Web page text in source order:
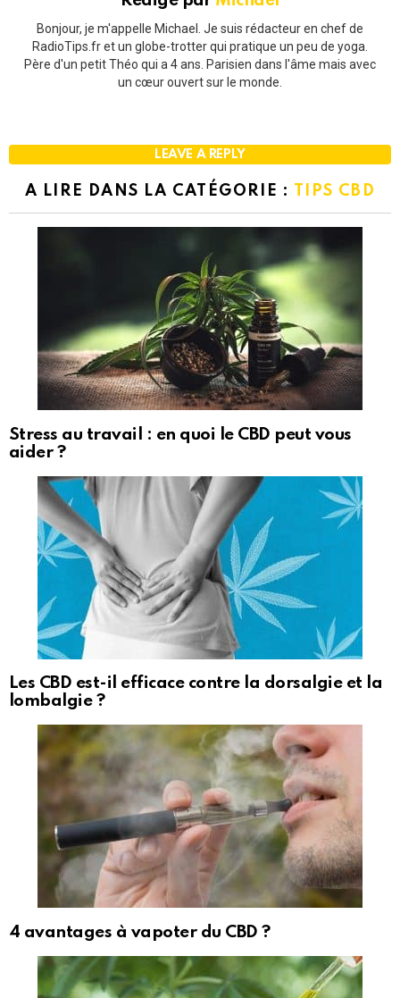
Bonjour, je m'appelle Michael. Je suis rédacteur en chef de
RadioTips.fr et un globe-trotter qui pratique un peu de yoga.
Père d'un petit Théo qui a 4 ans. Parisien dans l'âme mais avec
un cœur ouvert sur le monde.
LEAVE A REPLY
A LIRE DANS LA CATÉGORIE : TIPS CBD
Stress au travail : en quoi le CBD peut vous
aider ?
Les CBD est-il efficace contre la dorsalgie et la
lombalgie ?
4 avantages à vapoter du CBD ?